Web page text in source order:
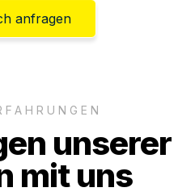
anfragen
unserer
mit uns